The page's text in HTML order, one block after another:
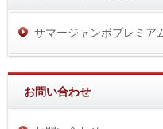
サマージャンボプレミア
お問い合わせ